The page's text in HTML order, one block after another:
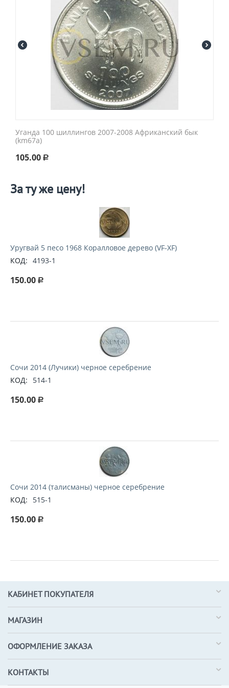
Уганда 100 шиллингов 2007-2008 Африканский бык
(km67a)
105.00 Р
За ту же цену!
Уругвай 5 песо 1968 Коралловое дерево (VF-XF)
КОД: 4193-1
150.00 Р
Сочи 2014 (Лучики) черное серебрение
КОД:
514-1
150.00 Р
Сочи 2014 (талисманы) черное серебрение
КОД:
515-1
150.00 Р
КАБИНЕТ ПОКУПАТЕЛЯ
МАГАЗИН
ОФОРМЛЕНИЕ ЗАКАЗА
КОНТАКТЫ